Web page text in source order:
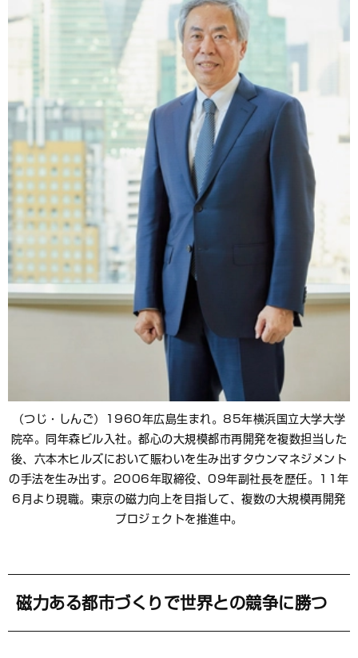
（つじ・しんご）1960年広島生まれ。85年横浜国立大学大学
院卒。同年森ビル入社。都心の大規模都市再開発を複数担当した
後、六本木ヒルズにおいて賑わいを生み出すタウンマネジメント
の手法を生み出す。2006年取締役、09年副社長を歴任。11年
6月より現職。東京の磁力向上を目指して、複数の大規模再開発
プロジェクトを推進中。
磁力ある都市づくりで世界との競争に勝つ